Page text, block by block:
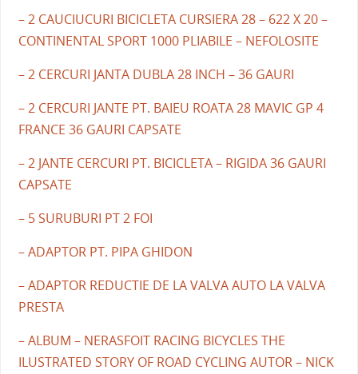
– 2 CAUCIUCURI BICICLETA CURSIERA 28 – 622 X 20 –
CONTINENTAL SPORT 1000 PLIABILE – NEFOLOSITE
– 2 CERCURI JANTA DUBLA 28 INCH – 36 GAURI
– 2 CERCURI JANTE PT. BAIEU ROATA 28 MAVIC GP 4
FRANCE 36 GAURI CAPSATE
– 2 JANTE CERCURI PT. BICICLETA – RIGIDA 36 GAURI
CAPSATE
– 5 SURUBURI PT 2 FOI
– ADAPTOR PT. PIPA GHIDON
– ADAPTOR REDUCTIE DE LA VALVA AUTO LA VALVA
PRESTA
– ALBUM – NERASFOIT RACING BICYCLES THE
ILUSTRATED STORY OF ROAD CYCLING AUTOR – NICK